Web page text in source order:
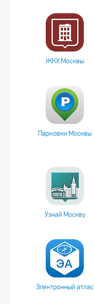
ЖКХ Москвы
Парковки Москвы
Узнай Москву
Электронный атлас